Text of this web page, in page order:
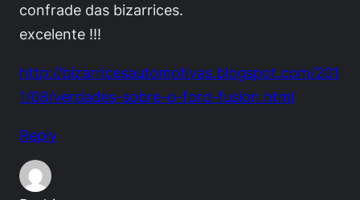
confrade das bizarrices.
excelente !!!
http://bizarricesautomotivas.blogspot.com/201
1/08/verdades-sobre-o-ford-fusion.html
Reply